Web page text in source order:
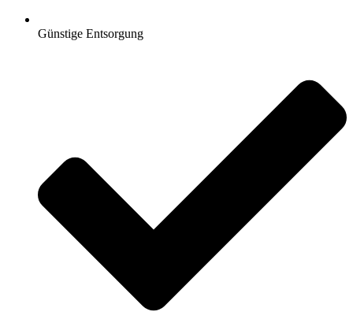
Günstige Entsorgung